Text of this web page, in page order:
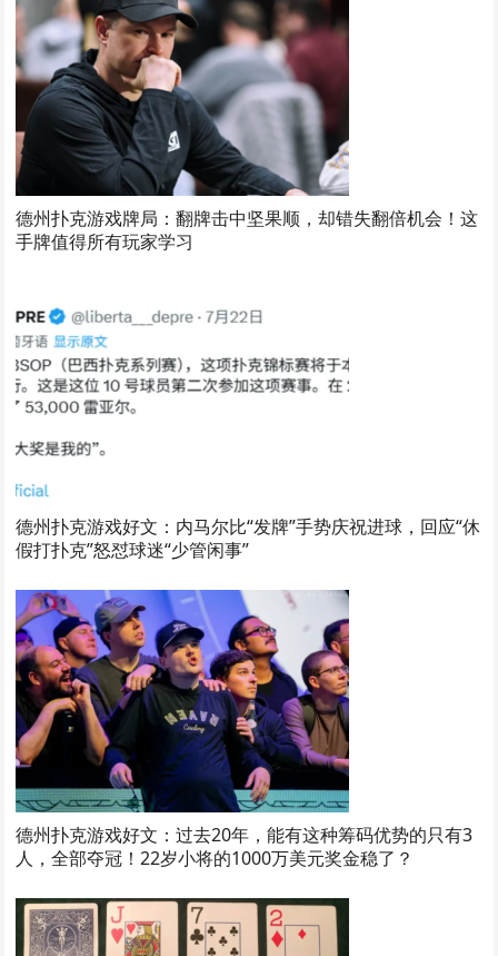
德州扑克游戏牌局：翻牌击中坚果顺，却错失翻倍机会！这
手牌值得所有玩家学习
德州扑克游戏好文：内马尔比“发牌”手势庆祝进球，回应“休
假打扑克”怒怼球迷“少管闲事”
德州扑克游戏好文：过去20年，能有这种筹码优势的只有3
人，全部夺冠！22岁小将的1000万美元奖金稳了？